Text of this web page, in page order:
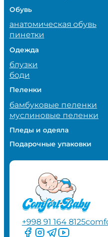
Обувь
анатомическая обувь
пинетки
Одежда
блузки
боди
Пеленки
бамбуковые пеленки
муслиновые пеленки
Пледы и одеяла
Подарочные упаковки
+998 91 164 8125
Следите за нами на
Следите за нами
Следите за
Следите за